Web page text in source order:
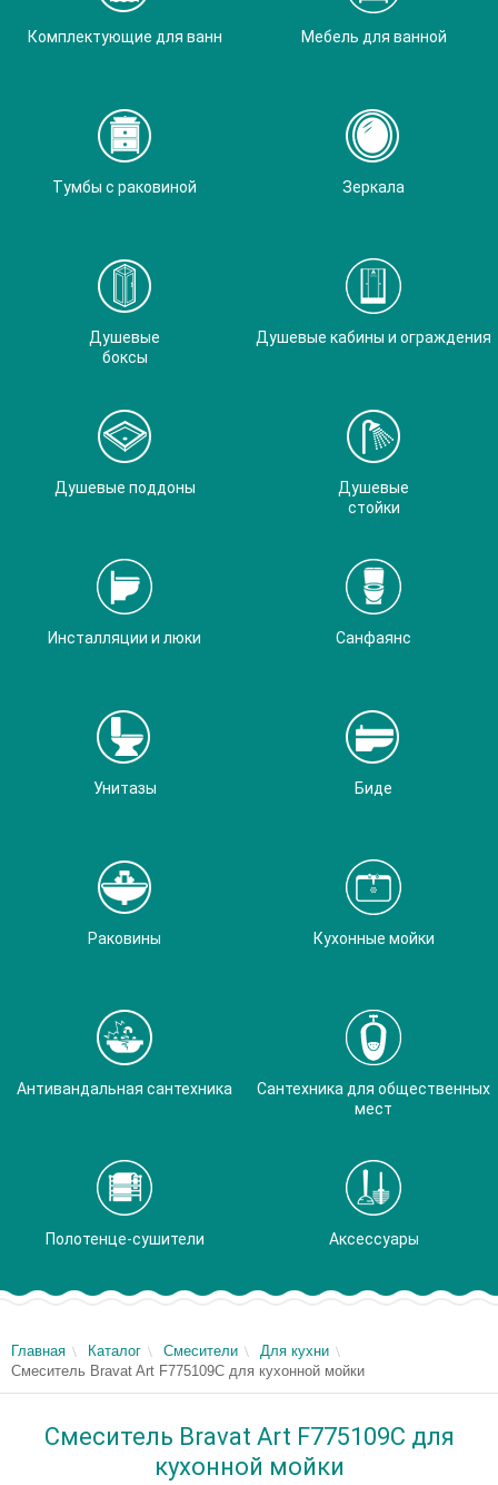
Комплектующие для ванн Мебель для ванной
Тумбы с раковиной Зеркала
Душевые
боксы
Душевые кабины и ограждения
Душевые поддоны
Душевые
стойки
Инсталляции и люки Санфаянс
Унитазы Биде
Раковины Кухонные мойки
Антивандальная сантехника
Сантехника для общественных
мест
Полотенце-сушители Аксессуары
Главная Каталог Смесители
Для кухни
Смеситель Bravat Art F775109C для кухонной мойки
Смеситель Bravat Art F775109C для
кухонной мойки